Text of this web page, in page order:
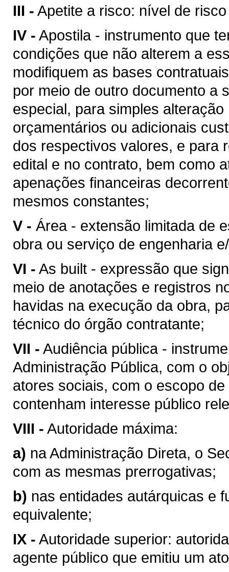
III - Apetite a risco: nível de
IV - Apostila - instrumento que
condições que não alterem a
modifiquem as bases
por meio de outro documento a
especial, para simples
orçamentários ou adicionais
dos respectivos valores, e para
edital e no contrato, bem como
apenações financeiras
mesmos constantes;
V - Área - extensão limitada de
obra ou serviço de engenharia
VI - As built - expressão que
meio de anotações e registros
havidas na execução da obra,
técnico do órgão contratante;
VII - Audiência pública -
Administração Pública, com o
atores sociais, com o escopo
contenham interesse público
VIII - Autoridade máxima:
a) na Administração Direta, o
com as mesmas prerrogativas;
b) nas entidades autárquicas e
equivalente;
IX - Autoridade superior:
agente público que emitiu um